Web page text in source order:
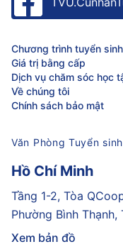
Chương trình tuyển sinh
Giá trị bằng cấp
Dịch vụ chăm sóc học
Về chúng tôi
Chính sách bảo mật
Văn Phòng Tuyển sinh
Hồ Chí Minh
Tầng 1-2, Tòa
Phường Bình Thạnh,
Xem bản đồ